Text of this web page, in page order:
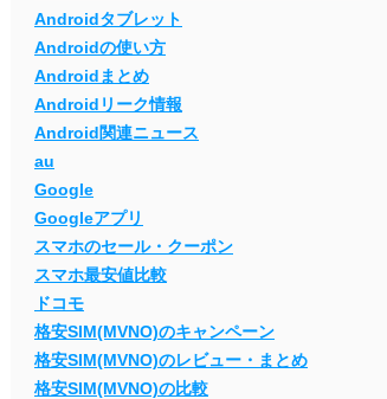
Androidタブレット
Androidの使い方
Androidまとめ
Androidリーク情報
Android関連ニュース
au
Google
Googleアプリ
スマホのセール・クーポン
スマホ最安値比較
ドコモ
格安SIM(MVNO)のキャンペーン
格安SIM(MVNO)のレビュー・まとめ
格安SIM(MVNO)の比較